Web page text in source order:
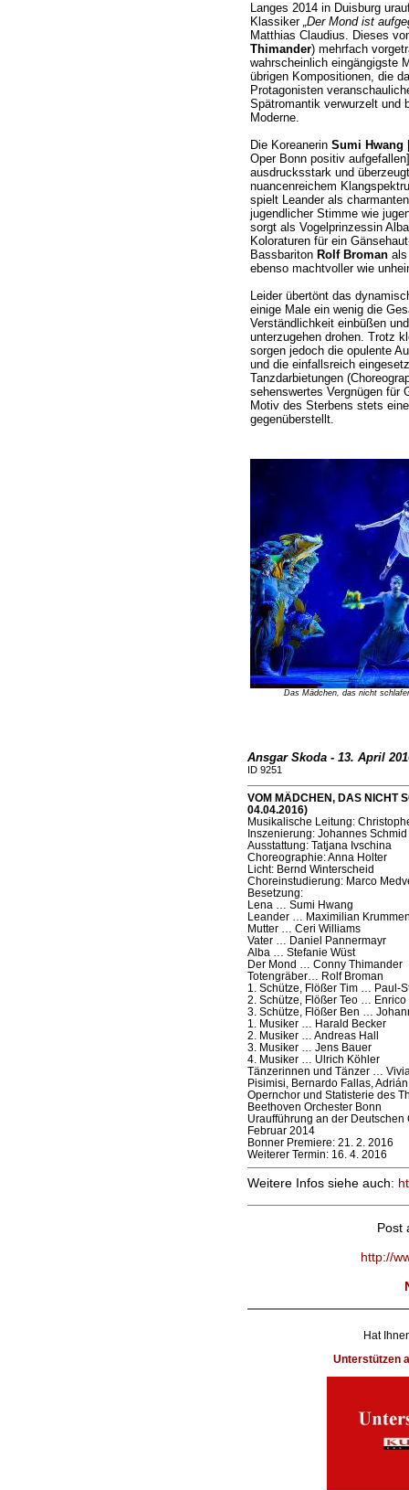
Langes 2014 in Duisburg
Klassiker „Der Mond ist
Matthias Claudius. Dieses
Thimander) mehrfach
wahrscheinlich eingängigste
übrigen Kompositionen, die
Protagonisten
Spätromantik verwurzelt und
Moderne.
Die Koreanerin Sumi Hwang
Oper Bonn positiv
ausdrucksstark und
nuancenreichem
spielt Leander als
jugendlicher Stimme wie
sorgt als Vogelprinzessin
Koloraturen für ein
Bassbariton Rolf Bromanals
ebenso machtvoller wie
Leider übertönt das
einige Male ein wenig die
Verständlichkeit einbüßen
unterzugehen drohen. Trotz
sorgen jedoch die opulente
und die einfallsreich
Tanzdarbietungen
sehenswertes Vergnügen für
Motiv des Sterbens stets
gegenüberstellt.
Das Mädchen, das nicht
Ansgar Skoda - 13. April
ID 9251
VOM MÄDCHEN, DAS NICHT
04.04.2016)
Musikalische Leitung:
Inszenierung: Johannes Schmid
Ausstattung: Tatjana Ivschina
Choreographie: Anna Holter
Licht: Bernd Winterscheid
Choreinstudierung: Marco
Besetzung:
Lena … Sumi Hwang
Leander … Maximilian
Mutter … Ceri Williams
Vater … Daniel Pannermayr
Alba … Stefanie Wüst
Der Mond … Conny Thimander
Totengräber… Rolf Broman
1. Schütze, Flößer Tim … Paul-
2. Schütze, Flößer Teo … Enrico
3. Schütze, Flößer Ben …
1. Musiker … Harald Becker
2. Musiker … Andreas Hall
3. Musiker … Jens Bauer
4. Musiker … Ulrich Köhler
Tänzerinnen und Tänzer …
Pisimisi, Bernardo Fallas,
Opernchor und Statisterie des
Beethoven Orchester Bonn
Uraufführung an der
Februar 2014
Bonner Premiere: 21. 2. 2016
Weiterer Termin: 16. 4. 2016
Weitere Infos siehe auch:
Post
http://
Hat
Unterstützen